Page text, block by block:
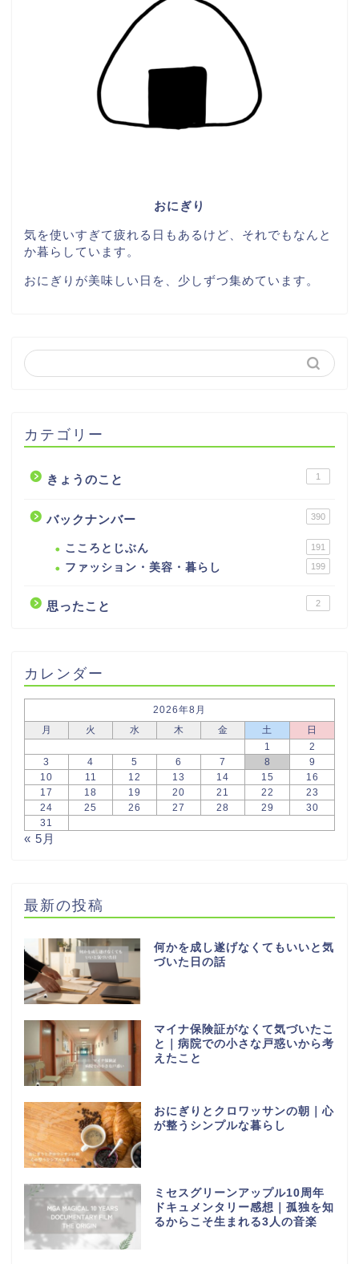
おにぎり
気を使いすぎて疲れる日もあるけど、それでもなんと
か暮らしています。
おにぎりが美味しい日を、少しずつ集めています。
カテゴリー
きょうのこと 1
バックナンバー 390
こころとじぶん 191
ファッション・美容・暮らし 199
思ったこと 2
カレンダー
2026年8月
月
火 水 木 金 土
日
1
2
3
4 5 6 7 8
9
10
11 12 13 14 15
16
17
18 19 20 21 22
23
24
25 26 27 28 29
30
31
« 5月
最新の投稿
何かを成し遂げなくてもいいと気
づいた日の話
マイナ保険証がなくて気づいたこ
と｜病院での小さな戸惑いから考
えたこと
おにぎりとクロワッサンの朝｜心
が整うシンプルな暮らし
ミセスグリーンアップル10周年
ドキュメンタリー感想｜孤独を知
るからこそ生まれる3人の音楽